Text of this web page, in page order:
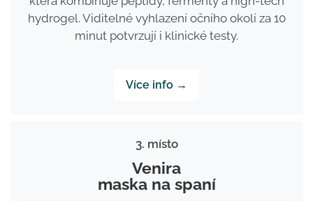
hydrogel. Viditelné vyhlazení očního okolí za 10
minut potvrzují i klinické testy.
Více info →
3. místo
Venira
maska na spaní